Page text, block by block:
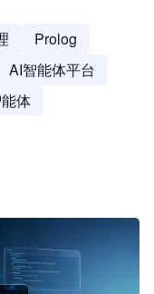
Prolog
AI智能体平台
体